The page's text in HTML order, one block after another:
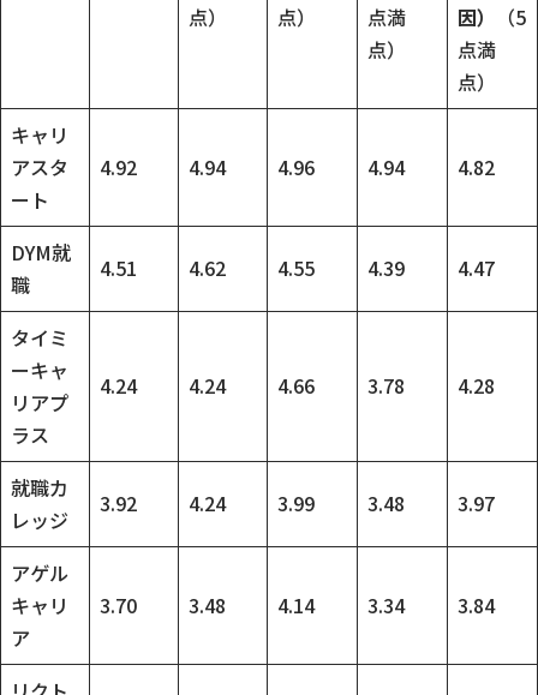
点）
点）
点満
点）
因）
（5
点満
点）
キャリ
アスタ
ート
4.92 4.94 4.96 4.94 4.82
DYM就
職
4.51 4.62 4.55 4.39 4.47
タイミ
ーキャ
リアプ
ラス
4.24 4.24 4.66 3.78 4.28
就職カ
レッジ
3.92 4.24 3.99 3.48 3.97
アゲル
キャリ
ア
3.70 3.48 4.14 3.34 3.84